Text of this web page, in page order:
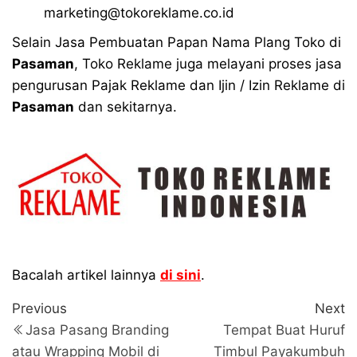
marketing@tokoreklame.co.id
Selain Jasa Pembuatan Papan Nama Plang Toko di
Pasaman, Toko Reklame juga melayani proses jasa
pengurusan Pajak Reklame dan Ijin / Izin Reklame di
Pasaman dan sekitarnya.
Bacalah artikel lainnya di sini.
Navigasi
pos
Previous
Post
Previous
Jasa Pasang Branding
atau Wrapping Mobil di
Next
Tempat Buat Huruf
Timbul Payakumbuh